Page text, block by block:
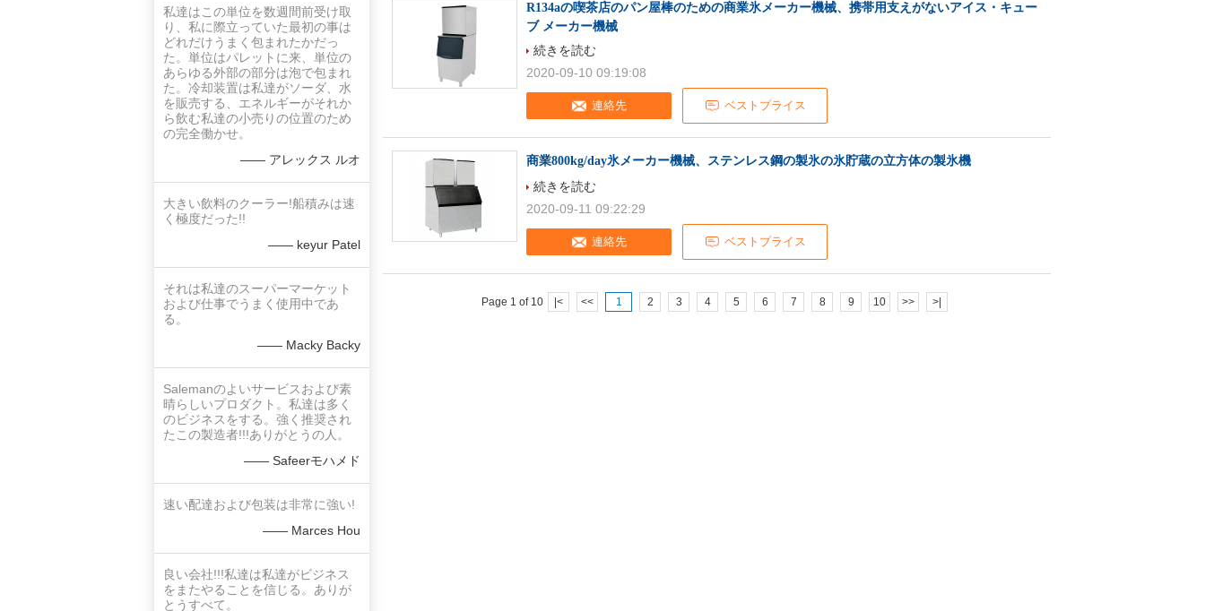
私達はこの単位を数週間前受け取
り、私に際立っていた最初の事は
どれだけうまく包まれたかだっ
た。単位はパレットに来、単位の
あらゆる外部の部分は泡で包まれ
た。冷却装置は私達がソーダ、水
を販売する、エネルギーがそれか
ら飲む私達の小売りの位置のため
の完全働かせ。
—— アレックス ルオ
大きい飲料のクーラー!船積みは速
く極度だった!!
—— keyur Patel
それは私達のスーパーマーケット
および仕事でうまく使用中であ
る。
—— Macky Backy
Salemanのよいサービスおよび素
晴らしいプロダクト。私達は多く
のビジネスをする。強く推奨され
たこの製造者!!!ありがとうの人。
—— Safeerモハメド
速い配達および包装は非常に強い!
—— Marces Hou
良い会社!!!私達は私達がビジネス
をまたやることを信じる。ありが
とうすべて。
R134aの喫茶店のパン屋棒のための商業氷メーカー機械、携帯用支えがないアイス・キュー
ブ メーカー機械
連絡先 ベストプライス
続きを読む
2020-09-10 09:19:08
商業800kg/day氷メーカー機械、ステンレス鋼の製氷の氷貯蔵の立方体の製氷機
連絡先 ベストプライス
続きを読む
2020-09-11 09:22:29
Page 1 of 10 |< << 1 2 3 4 5 6 7 8 9 10 >> >|